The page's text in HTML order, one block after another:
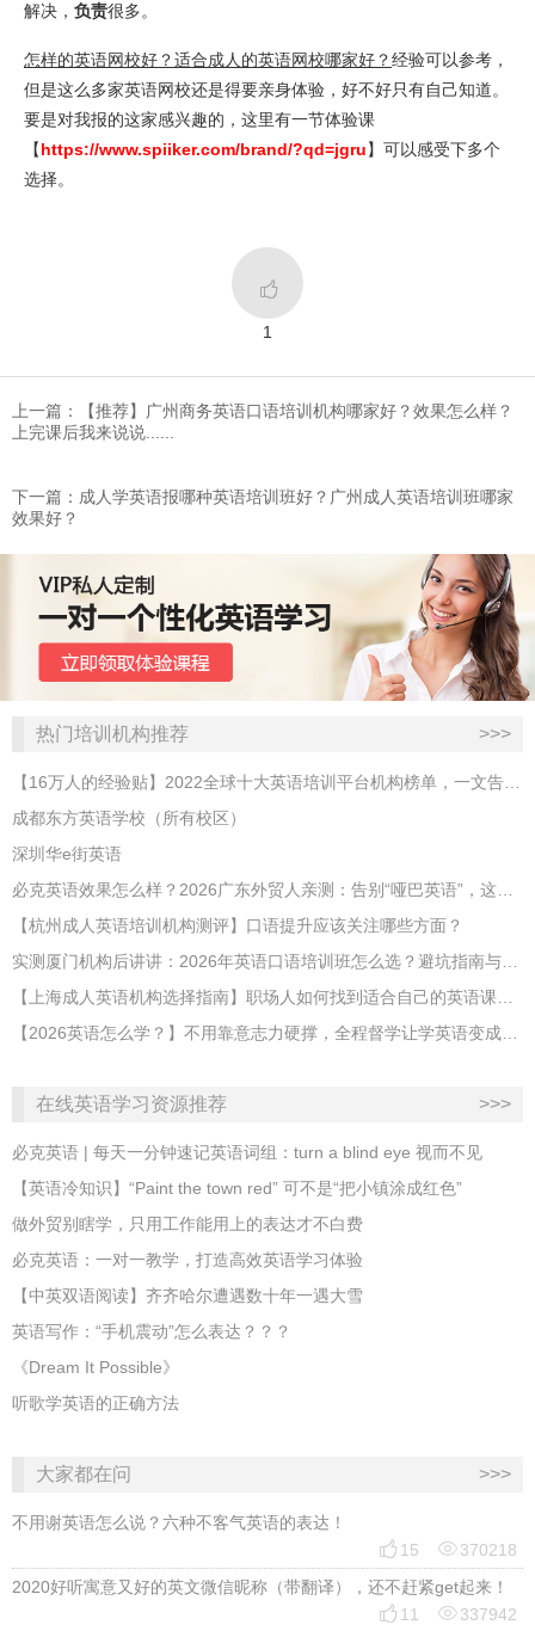
解决， 负责很多。
怎样的英语网校好？适合成人的英语网校哪家好？经验可以参考，
但是这么多家英语网校还是得要亲身体验，好不好只有自己知道。
要是对我报的这家感兴趣的，这里有一节体验课
【https://www.spiiker.com/brand/?qd=jgru】可以感受下多个
选择。

1
上一篇：【推荐】广州商务英语口语培训机构哪家好？效果怎么样？
上完课后我来说说......
下一篇：成人学英语报哪种英语培训班好？广州成人英语培训班哪家
效果好？
热门培训机构推荐 >>>
【16万人的经验贴】2022全球十大英语培训平台机构榜单，一文告诉你
成都东方英语学校（所有校区）
深圳华e街英语
必克英语效果怎么样？2026广东外贸人亲测：告别“哑巴英语”，这才是成年人最高效的自救指南！
【杭州成人英语培训机构测评】口语提升应该关注哪些方面？
实测厦门机构后讲讲：2026年英语口语培训班怎么选？避坑指南与高效学习新范式
【上海成人英语机构选择指南】职场人如何找到适合自己的英语课程？
【2026英语怎么学？】不用靠意志力硬撑，全程督学让学英语变成日常习惯
在线英语学习资源推荐 >>>
必克英语 | 每天一分钟速记英语词组：turn a blind eye 视而不见
​【英语冷知识】“Paint the town red” 可不是“把小镇涂成红色”
做外贸别瞎学，只用工作能用上的表达才不白费
必克英语：一对一教学，打造高效英语学习体验
【中英双语阅读】齐齐哈尔遭遇数十年一遇大雪
英语写作：“手机震动”怎么表达？？？
《Dream It Possible》
听歌学英语的正确方法
大家都在问 >>>
不用谢英语怎么说？六种不客气英语的表达！
 15 370218
2020好听寓意又好的英文微信昵称（带翻译），还不赶紧get起来！
 11 337942